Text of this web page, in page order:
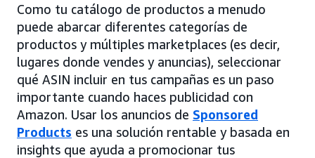
Como tu catálogo de productos a menudo
puede abarcar diferentes categorías de
productos y múltiples marketplaces (es decir,
lugares donde vendes y anuncias), seleccionar
qué ASIN incluir en tus campañas es un paso
importante cuando haces publicidad con
Amazon. Usar los anuncios de Sponsored
Products es una solución rentable y basada en
insights que ayuda a promocionar tus